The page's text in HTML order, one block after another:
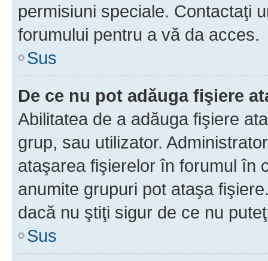
permisiuni speciale. Contactaţi
forumului pentru a vă da acces.
Sus
De ce nu pot adăuga fişiere
Abilitatea de a adăuga fişiere
grup, sau utilizator.
ataşarea fişierelor în forumul în
anumite grupuri pot ataşa
dacă nu ştiţi sigur de ce nu
Sus